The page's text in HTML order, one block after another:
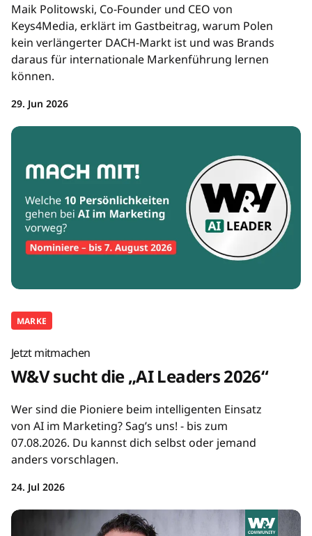
Maik Politowski, Co-Founder und CEO von
Keys4Media, erklärt im Gastbeitrag, warum Polen
kein verlängerter DACH-Markt ist und was Brands
daraus für internationale Markenführung lernen
können.
29. Jun 2026
MARKE
Jetzt mitmachen
W&V sucht die „AI Leaders 2026“
Wer sind die Pioniere beim intelligenten Einsatz
von AI im Marketing? Sag’s uns! - bis zum
07.08.2026. Du kannst dich selbst oder jemand
anders vorschlagen.
24. Jul 2026